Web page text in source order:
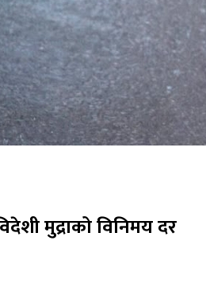
मुद्राको विनिमय दर